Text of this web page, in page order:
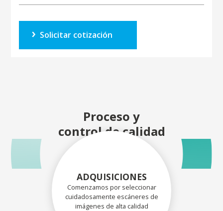
Solicitar cotización
Proceso y
control de calidad
ADQUISICIONES
Comenzamos por seleccionar
cuidadosamente escáneres de
imágenes de alta calidad